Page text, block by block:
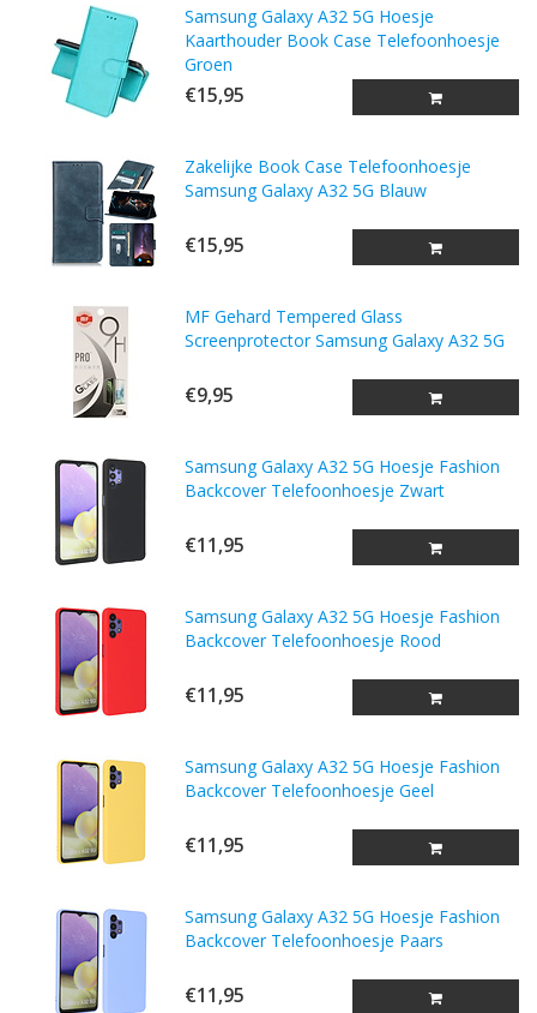
Samsung Galaxy A32 5G Hoesje
Kaarthouder Book Case Telefoonhoesje
Groen
€15,95
Zakelijke Book Case Telefoonhoesje
Samsung Galaxy A32 5G Blauw
€15,95
MF Gehard Tempered Glass
Screenprotector Samsung Galaxy A32 5G
€9,95
Samsung Galaxy A32 5G Hoesje Fashion
Backcover Telefoonhoesje Zwart
€11,95
Samsung Galaxy A32 5G Hoesje Fashion
Backcover Telefoonhoesje Rood
€11,95
Samsung Galaxy A32 5G Hoesje Fashion
Backcover Telefoonhoesje Geel
€11,95
Samsung Galaxy A32 5G Hoesje Fashion
Backcover Telefoonhoesje Paars
€11,95